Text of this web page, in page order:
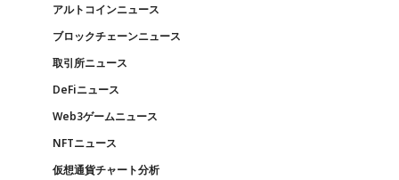
アルトコインニュース
ブロックチェーンニュース
取引所ニュース
DeFiニュース
Web3ゲームニュース
NFTニュース
仮想通貨チャート分析